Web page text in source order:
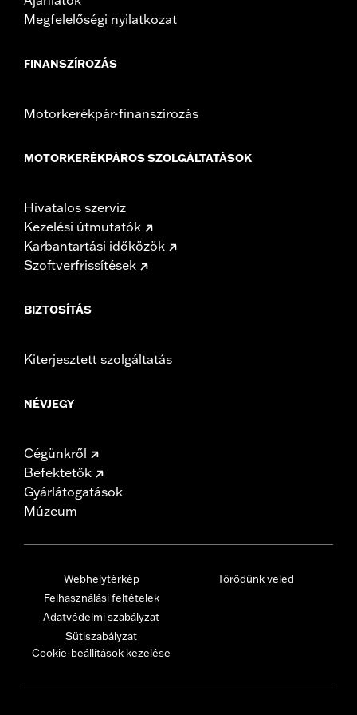
Megfelelőségi nyilatkozat
FINANSZÍROZÁS
Motorkerékpár-finanszírozás
MOTORKERÉKPÁROS SZOLGÁLTATÁSOK
Hivatalos szerviz
Kezelési útmutatók
Karbantartási időközök
Szoftverfrissítések
BIZTOSÍTÁS
Kiterjesztett szolgáltatás
NÉVJEGY
Cégünkről
Befektetők
Gyárlátogatások
Múzeum
Webhelytérkép
Felhasználási feltételek
Adatvédelmi szabályzat
Sütiszabályzat
Cookie-beállítások kezelése
Törődünk veled